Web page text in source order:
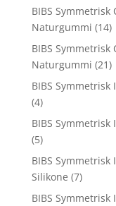
BIBS Symmetrisk
Naturgummi (14)
BIBS Symmetrisk
Naturgummi (21)
BIBS Symmetrisk
(4)
BIBS Symmetrisk
(5)
BIBS
Silikone (7)
BIBS